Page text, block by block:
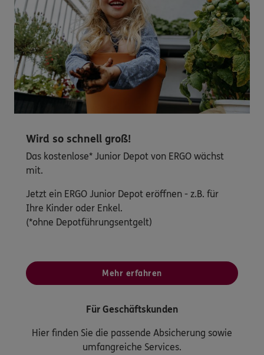
Wird so schnell groß!
Das kostenlose* Junior Depot von ERGO wächst
mit.
Jetzt ein ERGO Junior Depot eröffnen - z.B. für
Ihre Kinder oder Enkel.
(*ohne Depotführungsentgelt)
Mehr erfahren
Für Geschäftskunden
Hier finden Sie die passende Absicherung sowie
umfangreiche Services.